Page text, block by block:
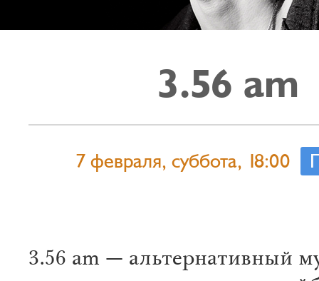
3.56 am
7 февраля, суббота, 18:00
3.56 am — альтернативный